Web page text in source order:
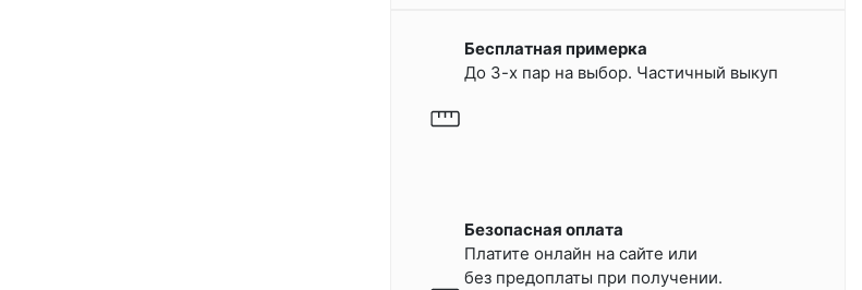
Бесплатная примерка
До 3-х пар на выбор. Частичный выкуп
Безопасная оплата
Платите онлайн на сайте или
без предоплаты при получении.